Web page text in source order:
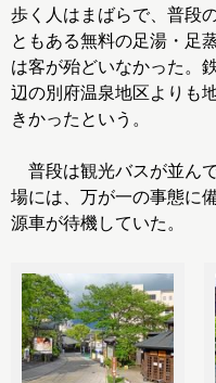
歩く人はまばらで、普段
ともある無料の足湯・足
は客が殆どいなかった。
辺の別府温泉地区よりも
きかったという。
普段は観光バスが並ん
場には、万が一の事態に
源車が待機していた。